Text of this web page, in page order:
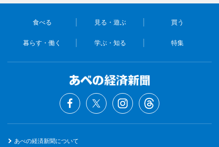
食べる 見る・遊ぶ 買う
暮らす・働く 学ぶ・知る 特集
あべの経済新聞について